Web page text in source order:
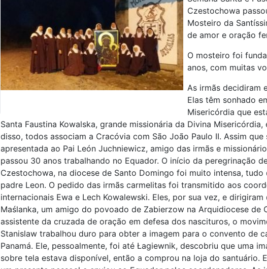
Czestochowa
Mosteiro da
de amor e oração
O mosteiro foi
anos, com muitas
As irmãs decidiram
Elas têm sonhado
Misericórdia que
Santa Faustina Kowalska, grande missionária da Divina Misericórdia,
disso, todos associam a Cracóvia com São João Paulo II. Assim
apresentada ao Pai León Juchniewicz, amigo das irmãs e
passou 30 anos trabalhando no Equador. O início da peregrinação
Czestochowa, na diocese de Santo Domingo foi muito intensa,
padre Leon. O pedido das irmãs carmelitas foi transmitido aos
internacionais Ewa e Lech Kowalewski. Eles, por sua vez, e
Maślanka, um amigo do povoado de Zabierzow na Arquidiocese de
assistente da cruzada de oração em defesa dos nascituros, o
Stanislaw trabalhou duro para obter a imagem para o convento de
Panamá. Ele, pessoalmente, foi até Łagiewnik, descobriu que uma
sobre tela estava disponível, então a comprou na loja do santuário.